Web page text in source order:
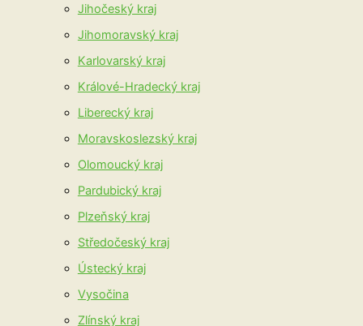
Jihočeský kraj
Jihomoravský kraj
Karlovarský kraj
Králové-Hradecký kraj
Liberecký kraj
Moravskoslezský kraj
Olomoucký kraj
Pardubický kraj
Plzeňský kraj
Středočeský kraj
Ústecký kraj
Vysočina
Zlínský kraj